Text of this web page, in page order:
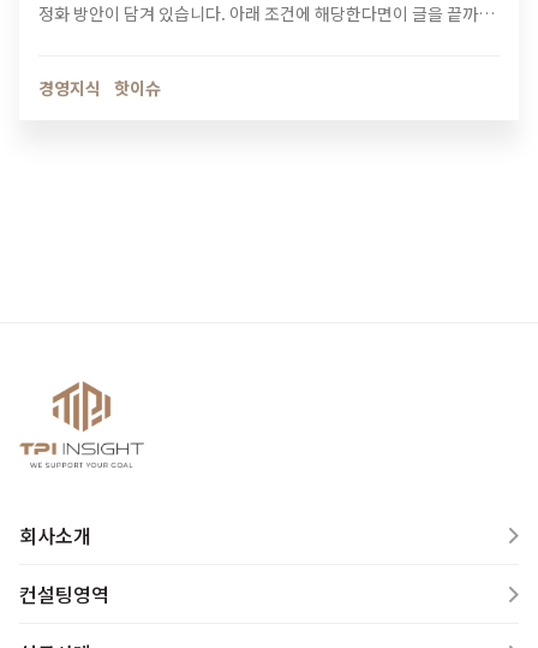
정화 방안이 담겨 있습니다. 아래 조건에 해당한다면이 글을 끝까지
경영지식
핫이슈
회사소개
컨설팅영역